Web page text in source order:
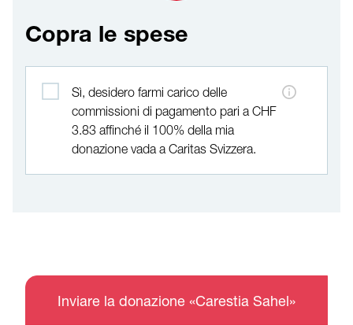
Copra le spese
Sì, desidero farmi carico delle
commissioni di pagamento pari a CHF
3.83 affinché il 100% della mia
donazione vada a Caritas Svizzera.
Inviare la donazione «Carestia Sahel»